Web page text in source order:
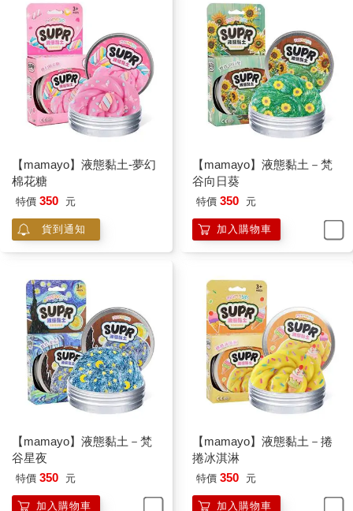
【mamayo】液態黏土-夢幻
棉花糖
特價 350 元
貨到通知
【mamayo】液態黏土－梵
谷向日葵
特價 350 元
加入購物車
【mamayo】液態黏土－梵
谷星夜
特價 350 元
加入購物車
【mamayo】液態黏土－捲
捲冰淇淋
特價 350 元
加入購物車